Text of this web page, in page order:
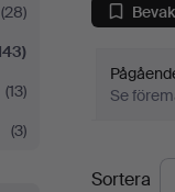
(28)
(13)
(3)
Se
Sortera